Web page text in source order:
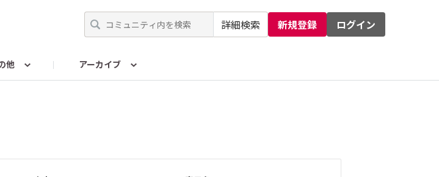
詳細検索 新規登録 ログイン
他 アーカイブ